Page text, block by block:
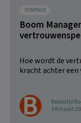
STRATEGIE
Boom
Hoe wordt de
kracht achter een
Redactie
14 maart